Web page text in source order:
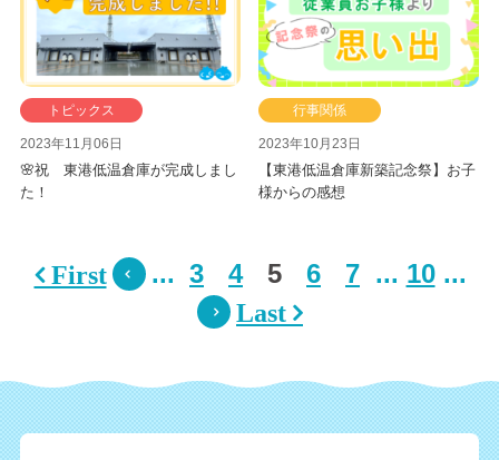
トピックス
2023年11月06日
🌸祝 東港低温倉庫が完成しまし
た！
行事関係
2023年10月23日
【東港低温倉庫新築記念祭】お子
様からの感想
 First  ... 3 4 5 6 7 ... 10 ...
 Last 